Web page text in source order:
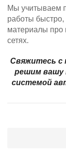
Мы учитываем
работы
материалы про
сетях.
Свяжитесь с
решим вашу
системой